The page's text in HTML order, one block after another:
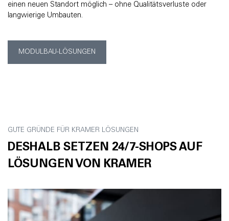
einen neuen Standort möglich – ohne Qualitätsverluste oder
langwierige Umbauten.
MODULBAU-LÖSUNGEN
GUTE GRÜNDE FÜR KRAMER LÖSUNGEN
DESHALB SETZEN 24/7-SHOPS AUF
LÖSUNGEN VON KRAMER